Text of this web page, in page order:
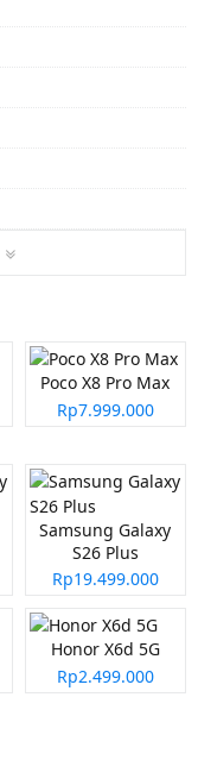
Poco X8 Pro Max
Rp7.999.000
Samsung Galaxy
S26 Plus
Rp19.499.000
Honor X6d 5G
Rp2.499.000